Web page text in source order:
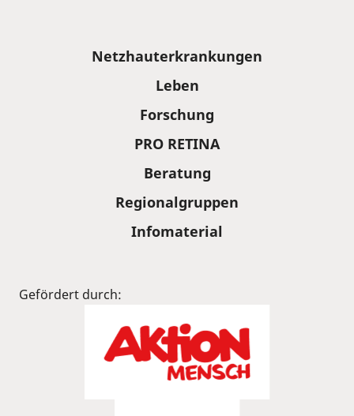
Netzhauterkrankungen
Leben
Forschung
PRO RETINA
Beratung
Regionalgruppen
Infomaterial
Gefördert durch: